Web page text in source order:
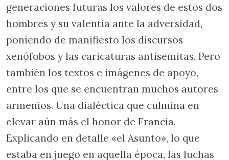
generaciones futuras los valores de estos dos
hombres y su valentía ante la adversidad,
poniendo de manifiesto los discursos
xenófobos y las caricaturas antisemitas. Pero
también los textos e imágenes de apoyo,
entre los que se encuentran muchos autores
armenios. Una dialéctica que culmina en
elevar aún más el honor de Francia.
Explicando en detalle «el Asunto», lo que
estaba en juego en aquella época, las luchas